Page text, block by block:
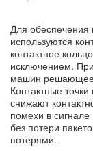
Для обеспечения
используются
контактное
исключением.
машин решающее
Контактные
снижают
помехи в
без потери
потерями.